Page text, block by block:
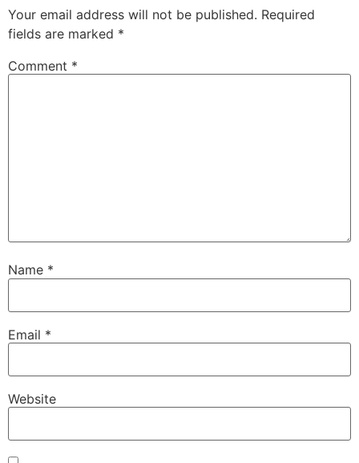
Your email address will not be published. Required
fields are marked *
Comment *
Name *
Email *
Website